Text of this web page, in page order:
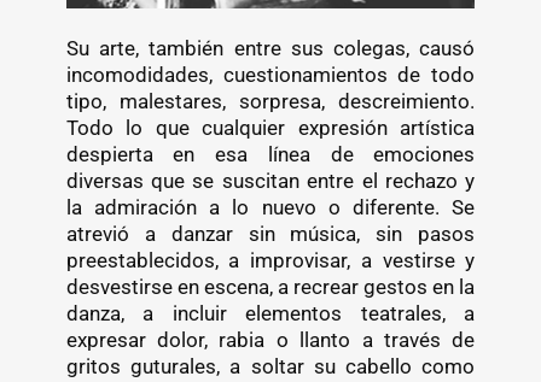
Su arte, también entre sus colegas, causó
incomodidades, cuestionamientos de todo
tipo, malestares, sorpresa, descreimiento.
Todo lo que cualquier expresión artística
despierta en esa línea de emociones
diversas que se suscitan entre el rechazo y
la admiración a lo nuevo o diferente. Se
atrevió a danzar sin música, sin pasos
preestablecidos, a improvisar, a vestirse y
desvestirse en escena, a recrear gestos en la
danza, a incluir elementos teatrales, a
expresar dolor, rabia o llanto a través de
gritos guturales, a soltar su cabello como